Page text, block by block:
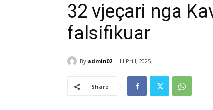
32 vjeçari nga
falsifikuar
By admin02 11 Prill, 2025
Share